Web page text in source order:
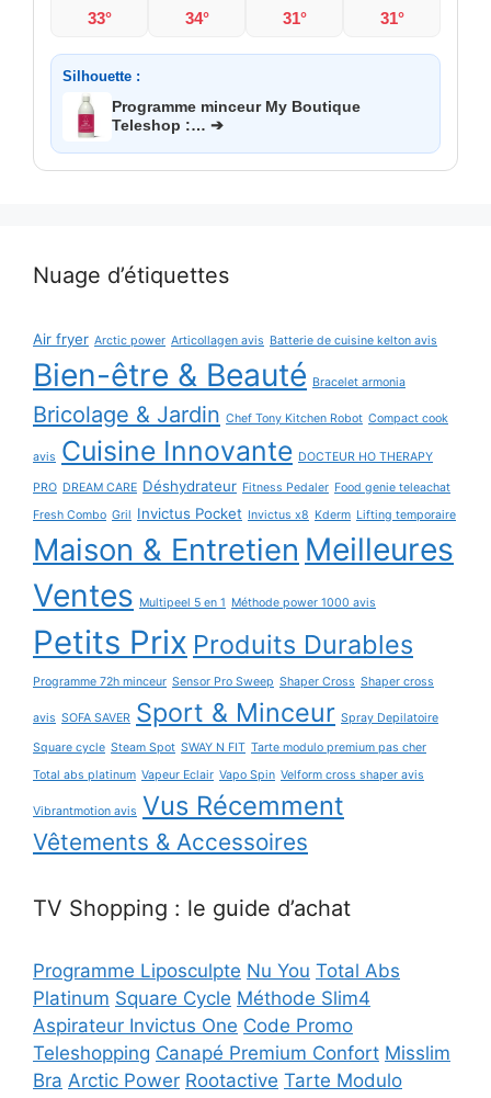
33° 34° 31° 31°
Silhouette :
Programme minceur My Boutique
Teleshop :… ➔
Nuage d’étiquettes
Air fryer Arctic power Articollagen avis Batterie de cuisine kelton avis
Bien-être & Beauté Bracelet armonia
Bricolage & Jardin Chef Tony Kitchen Robot Compact cook
avis Cuisine Innovante DOCTEUR HO THERAPY
PRO DREAM CARE Déshydrateur Fitness Pedaler Food genie teleachat
Fresh Combo Gril Invictus Pocket Invictus x8 Kderm Lifting temporaire
Maison & Entretien Meilleures
Ventes Multipeel 5 en 1 Méthode power 1000 avis
Petits Prix Produits Durables
Programme 72h minceur Sensor Pro Sweep Shaper Cross Shaper cross
avis SOFA SAVER Sport & Minceur Spray Depilatoire
Square cycle Steam Spot SWAY N FIT Tarte modulo premium pas cher
Total abs platinum Vapeur Eclair Vapo Spin Velform cross shaper avis
Vibrantmotion avis Vus Récemment
Vêtements & Accessoires
TV Shopping : le guide d’achat
Programme Liposculpte Nu You Total Abs
Platinum Square Cycle Méthode Slim4
Aspirateur Invictus One Code Promo
Teleshopping Canapé Premium Confort Misslim
Bra Arctic Power Rootactive Tarte Modulo